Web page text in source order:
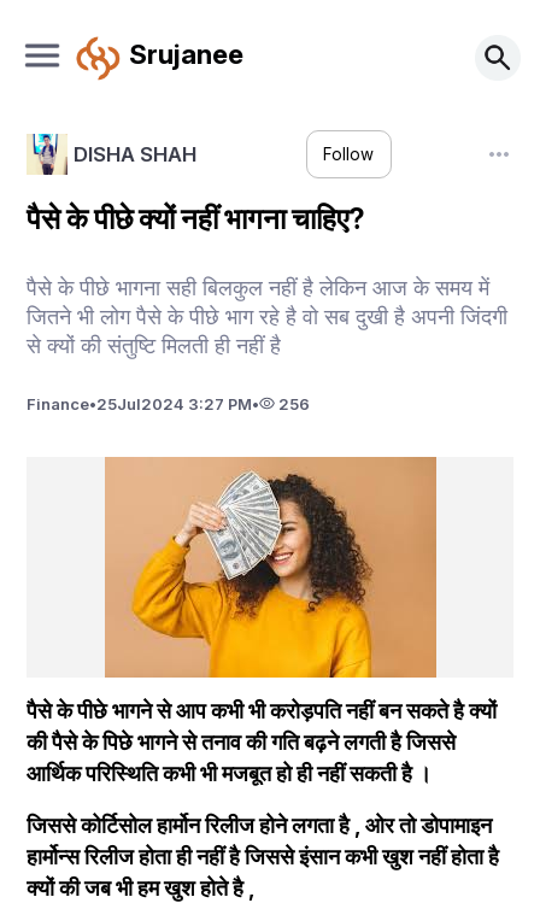
Srujanee
DISHA SHAH Follow
पैसे के पीछे क्यों नहीं भागना चाहिए?
पैसे के पीछे भागना सही बिलकुल नहीं है लेकिन आज के समय में
जितने भी लोग पैसे के पीछे भाग रहे है वो सब दुखी है अपनी जिंदगी
से क्यों की संतुष्टि मिलती ही नहीं है
Finance•25Jul2024 3:27 PM• 256
पैसे के पीछे भागने से आप कभी भी करोड़पति नहीं बन सकते है क्यों
की पैसे के पिछे भागने से तनाव की गति बढ़ने लगती है जिससे
आर्थिक परिस्थिति कभी भी मजबूत हो ही नहीं सकती है ।
जिससे कोर्टिसोल हार्मोन रिलीज होने लगता है , ओर तो डोपामाइन
हार्मोन्स रिलीज होता ही नहीं है जिससे इंसान कभी खुश नहीं होता है
क्यों की जब भी हम खुश होते है ,